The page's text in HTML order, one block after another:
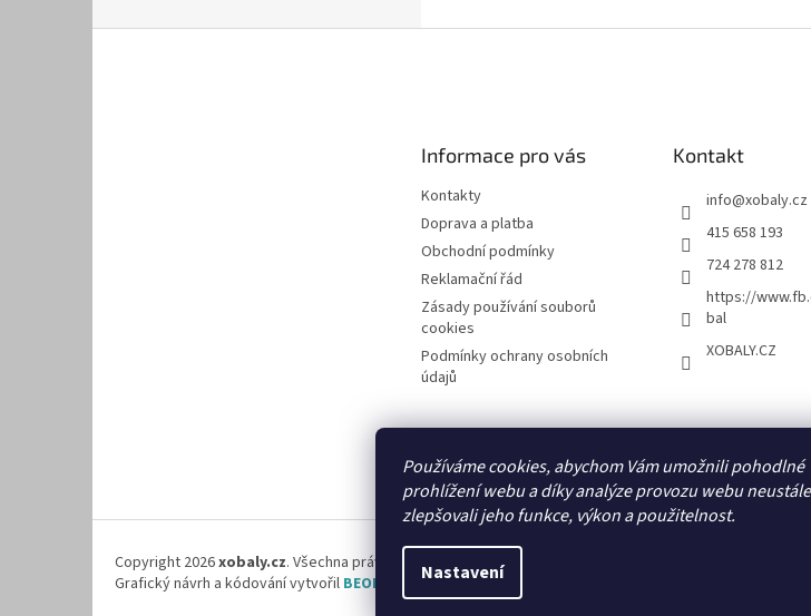
Používáme cookies, abychom Vám umožnili pohodlné
prohlížení webu a díky analýze provozu webu neustále
zlepšovali jeho funkce, výkon a použitelnost.
Nastavení
Informace pro vás
Kontakty
Doprava a platba
Obchodní podmínky
Reklamační řád
Zásady používání souborů
cookies
Podmínky ochrany osobních
údajů
Kontakt
info@xobaly.cz
415 658 193
724 278 812
https://
bal
XOBALY.CZ
FLEXOBAL KATRIN
Copyright 2026xobaly.cz. Všechna práva vyhrazena.
Grafický návrh a kódování vytvořil BEOM.cz